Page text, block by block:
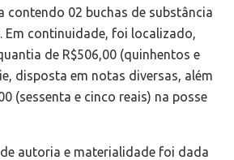
contendo 02 buchas de substância
Em continuidade, foi localizado,
de R$506,00 (quinhentos e
disposta em notas diversas, além
(sessenta e cinco reais) na posse
autoria e materialidade foi dada